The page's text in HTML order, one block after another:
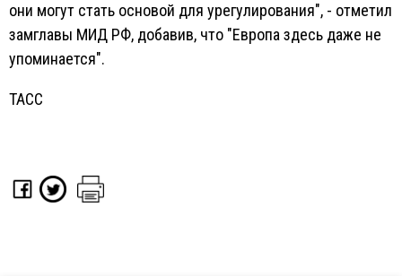
они могут стать основой для урегулирования", - отметил
замглавы МИД РФ, добавив, что "Европа здесь даже не
упоминается".
ТАСС